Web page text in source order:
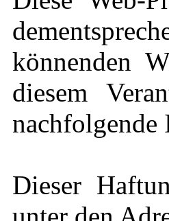
könnenden
diesem
Dieser